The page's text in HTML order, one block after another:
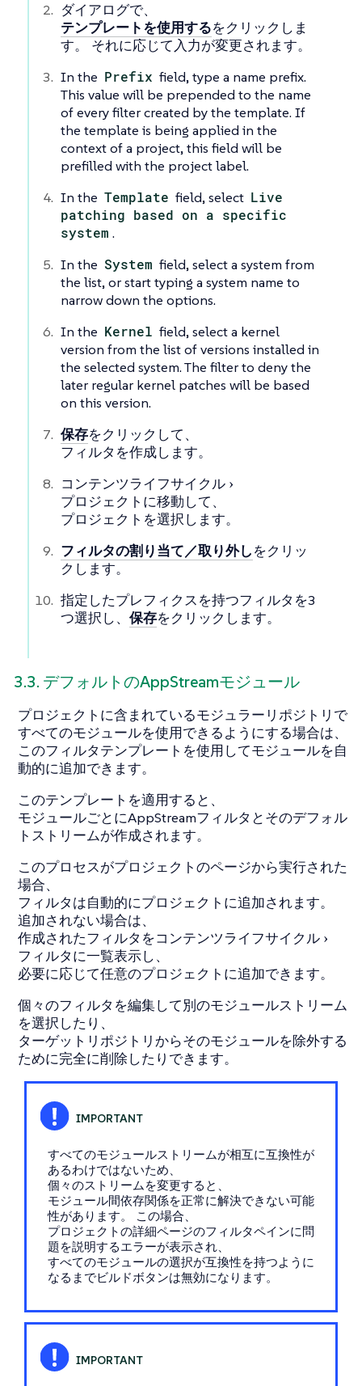
ダイアログで、
テンプレートを使用するをクリックしま
す。 それに応じて入力が変更されます。
In the Prefix field, type a name prefix.
This value will be prepended to the name
of every filter created by the template. If
the template is being applied in the
context of a project, this field will be
prefilled with the project label.
In the Template field, select Live
patching based on a specific
system .
In the System field, select a system from
the list, or start typing a system name to
narrow down the options.
In the Kernel field, select a kernel
version from the list of versions installed in
the selected system. The filter to deny the
later regular kernel patches will be based
on this version.
保存をクリックして、
フィルタを作成します。
コンテンツライフサイクル
プロジェクト に移動して、
プロジェクトを選択します。
フィルタの割り当て／取り外しをクリッ
クします。
指定したプレフィクスを持つフィルタを3
つ選択し、 保存をクリックします。
3.3. デフォルトのAppStreamモジュール
プロジェクトに含まれているモジュラーリポジトリで
すべてのモジュールを使用できるようにする場合は、
このフィルタテンプレートを使用してモジュールを自
動的に追加できます。
このテンプレートを適用すると、
モジュールごとにAppStreamフィルタとそのデフォル
トストリームが作成されます。
このプロセスがプロジェクトのページから実行された
場合、
フィルタは自動的にプロジェクトに追加されます。
追加されない場合は、
作成されたフィルタをコンテンツライフサイクル
フィルタに一覧表示し、
必要に応じて任意のプロジェクトに追加できます。
個々のフィルタを編集して別のモジュールストリーム
を選択したり、
ターゲットリポジトリからそのモジュールを除外する
ために完全に削除したりできます。
すべてのモジュールストリームが相互に互換性が
あるわけではないため、
個々のストリームを変更すると、
モジュール間依存関係を正常に解決できない可能
性があります。 この場合、
プロジェクトの詳細ページのフィルタペインに問
題を説明するエラーが表示され、
すべてのモジュールの選択が互換性を持つように
なるまでビルドボタンは無効になります。